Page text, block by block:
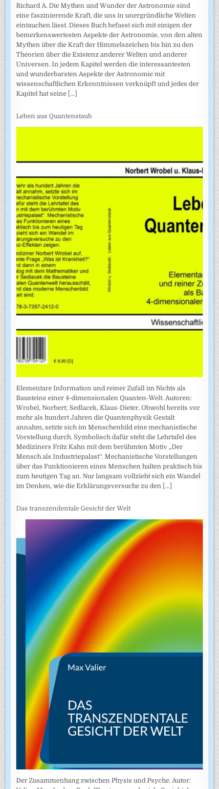
Richard A. Die Mythen und Wunder der Astronomie sind
eine faszinierende Kraft, die uns in unergründliche Welten
eintauchen lässt. Dieses Buch befasst sich mit einigen der
bemerkenswertesten Aspekte der Astronomie, von den alten
Mythen über die Kraft der Himmelszeichen bis hin zu den
Theorien über die Existenz anderer Welten und anderer
Universen. In jedem Kapitel werden die interessantesten
und wunderbarsten Aspekte der Astronomie mit
wissenschaftlichen Erkenntnissen verknüpft und jedes der
Kapitel hat seine [...]
Leben aus Quantenstaub
Elementare Information und reiner Zufall im Nichts als
Bausteine einer 4-dimensionalen Quanten-Welt. Autoren:
Wrobel, Norbert; Sedlacek, Klaus-Dieter. Obwohl bereits vor
mehr als hundert Jahren die Quantenphysik Gestalt
annahm, setzte sich im Menschenbild eine mechanistische
Vorstellung durch. Symbolisch dafür steht die Lehrtafel des
Mediziners Fritz Kahn mit dem berühmten Motiv „Der
Mensch als Industriepalast“. Mechanistische Vorstellungen
über das Funktionieren eines Menschen halten praktisch bis
zum heutigen Tag an. Nur langsam vollzieht sich ein Wandel
im Denken, wie die Erklärungsversuche zu den [...]
Das transzendentale Gesicht der Welt
Der Zusammenhang zwischen Physis und Psyche. Autor: